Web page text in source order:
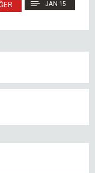
ile İş
JAN 15